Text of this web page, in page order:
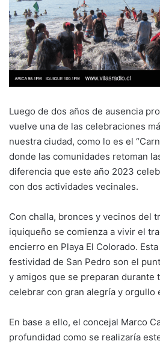
Luego de dos años de ausencia
vuelve una de las celebraciones
nuestra ciudad, como lo es el
donde las comunidades retoman
diferencia que este año 2023
con dos actividades vecinales.
Con challa, bronces y vecinos del
iquiqueño se comienza a vivir el
encierro en Playa El Colorado.
festividad de San Pedro son el
y amigos que se preparan durante
celebrar con gran alegría y orgullo
En base a ello, el concejal Marco
profundidad como se realizaría